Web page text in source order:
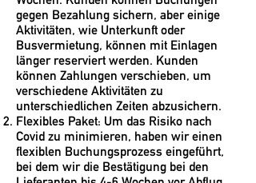
gegen Bezahlung sichern, aber einige
Aktivitäten, wie Unterkunft oder
Busvermietung, können mit Einlagen
länger reserviert werden. Kunden
können Zahlungen verschieben, um
verschiedene Aktivitäten zu
unterschiedlichen Zeiten abzusichern.
Flexibles Paket: Um das Risiko nach
Covid zu minimieren, haben wir einen
flexiblen Buchungsprozess eingeführt,
bei dem wir die Bestätigung bei den